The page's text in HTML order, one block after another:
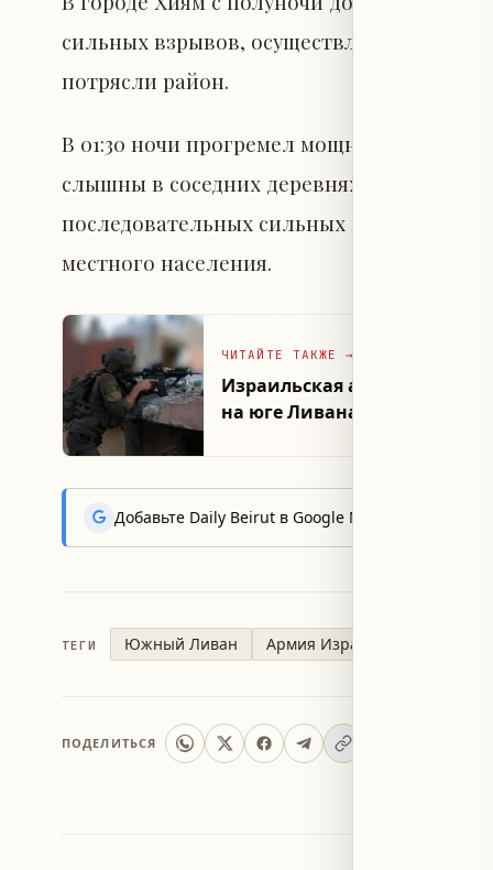
сильных взрывов, осуществлённых
потрясли район.
В 01:30 ночи прогремел мощный взрыв в
слышны в соседних деревнях. Около 03:30
последовательных сильных взрыва в том
местного населения.
ЧИТАЙТЕ ТАКЖЕ →
Израильская армия:
на юге Ливана
Добавьте Daily Beirut в Google News, чтобы
ТЕГИ Южный Ливан Армия Израиля
ПОДЕЛИТЬСЯ